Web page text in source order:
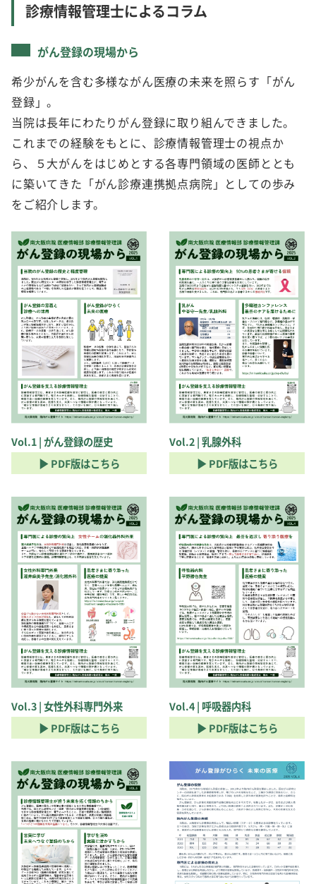
診療情報管理士によるコラム
がん登録の現場から
希少がんを含む多様ながん医療の未来を照らす「がん
登録」。
当院は長年にわたりがん登録に取り組んできました。
これまでの経験をもとに、診療情報管理士の視点か
ら、５大がんをはじめとする各専門領域の医師ととも
に築いてきた「がん診療連携拠点病院」としての歩み
をご紹介します。
Vol.1 | がん登録の歴史
▶ PDF版はこちら
Vol.2 | 乳腺外科
▶ PDF版はこちら
Vol.3 | 女性外科専門外来
▶ PDF版はこちら
Vol.4 | 呼吸器内科
▶ PDF版はこちら